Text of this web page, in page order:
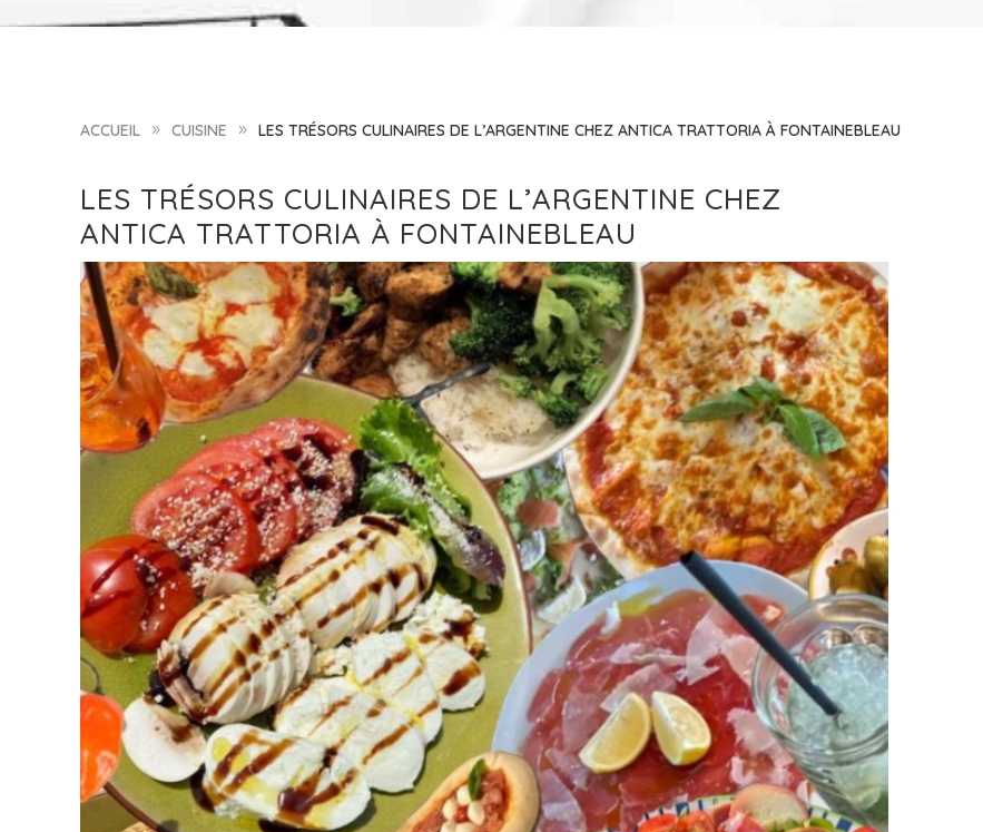
ACCUEIL 9 CUISINE 9 LES TRÉSORS CULINAIRES DE L’ARGENTINE CHEZ ANTICA TRATTORIA À FONTAINEBLEAU
LES TRÉSORS CULINAIRES DE L’ARGENTINE CHEZ
ANTICA TRATTORIA À FONTAINEBLEAU